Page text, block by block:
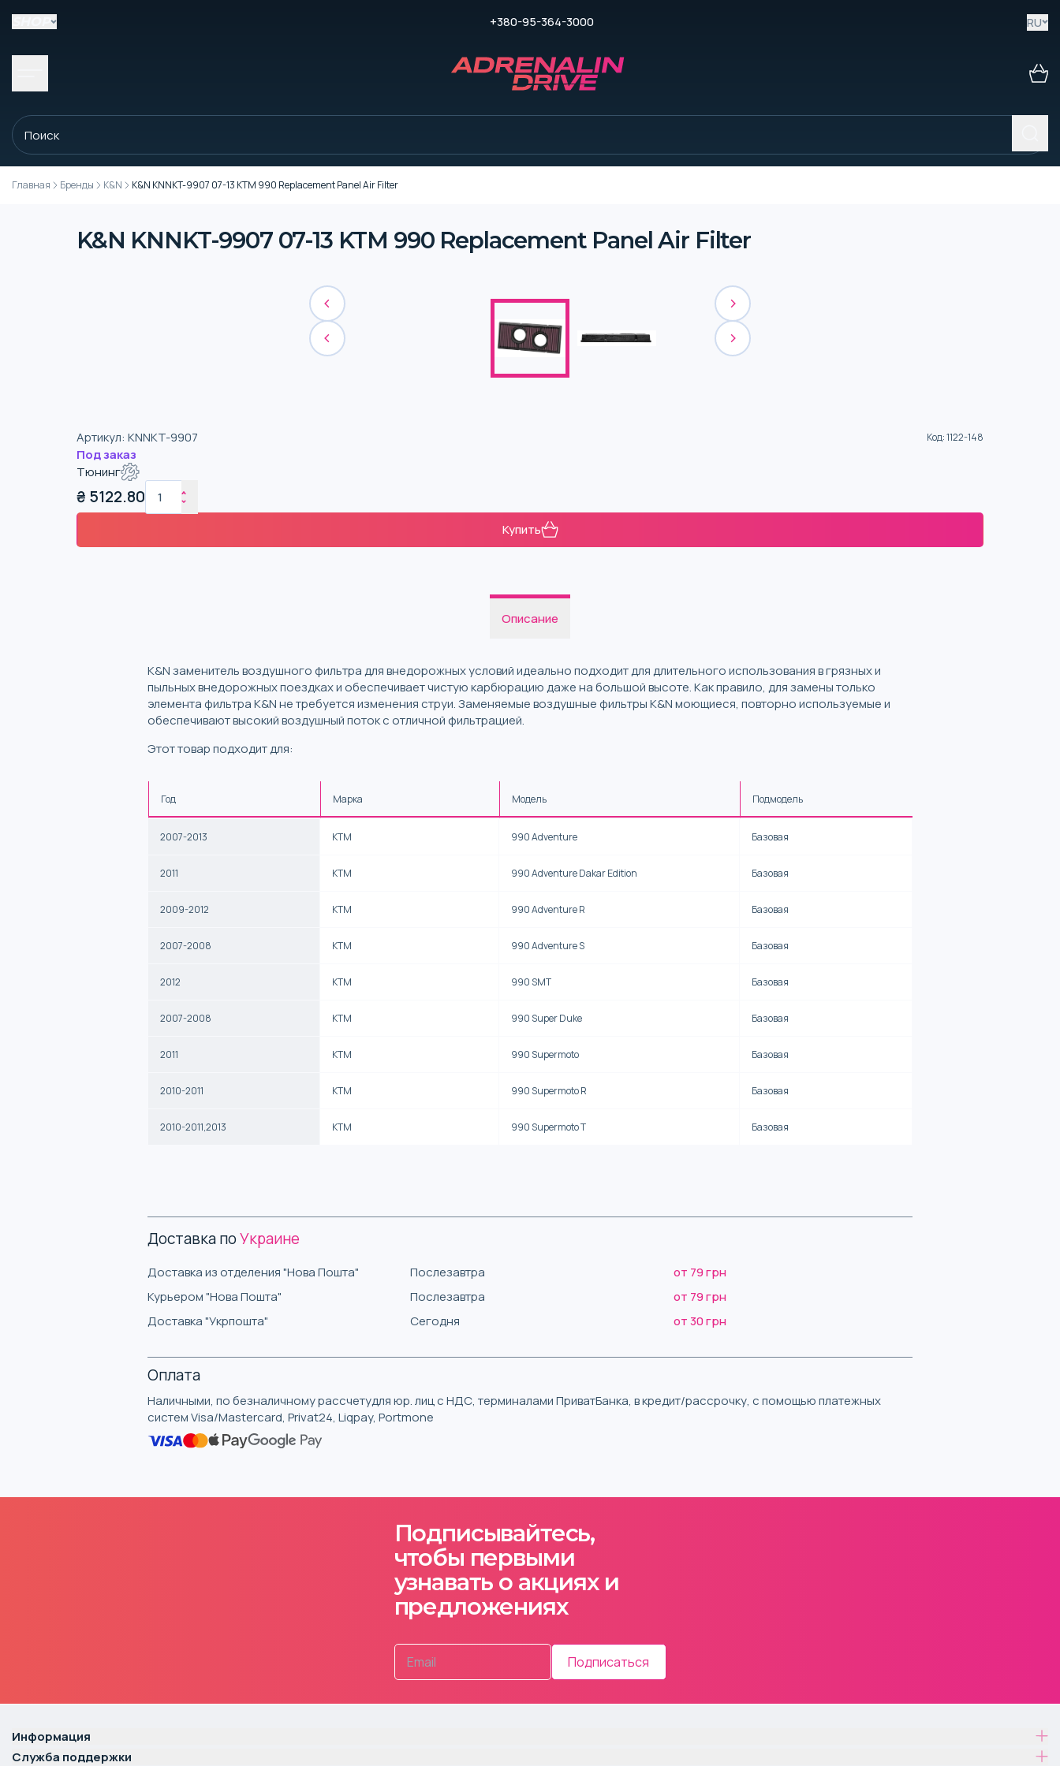
+380-95-364-3000 RU
Главная Бренды K&N K&N KNNKT-9907 07-13 KTM 990 Replacement Panel Air Filter
K&N KNNKT-9907 07-13 KTM 990 Replacement Panel Air Filter
Артикул: KNNKT-9907 Код:1122-148
Под заказ
Тюнинг
₴ 5122.80
Купить
Описание
K&N заменитель воздушного фильтра для внедорожных условий идеально подходит для длительного использования в грязных и
пыльных внедорожных поездках и обеспечивает чистую карбюрацию даже на большой высоте. Как правило, для замены только
элемента фильтра K&N не требуется изменения струи. Заменяемые воздушные фильтры K&N моющиеся, повторно используемые и
обеспечивают высокий воздушный поток с отличной фильтрацией.
Этот товар подходит для:
Год Марка Модель Подмодель
2007-2013 KTM 990 Adventure Базовая
2011 KTM 990 Adventure Dakar Edition Базовая
2009-2012 KTM 990 Adventure R Базовая
2007-2008 KTM 990 Adventure S Базовая
2012 KTM 990 SMT Базовая
2007-2008 KTM 990 Super Duke Базовая
2011 KTM 990 Supermoto Базовая
2010-2011 KTM 990 Supermoto R Базовая
2010-2011,2013 KTM 990 Supermoto T Базовая
Доставка поУкраине
Доставка из отделения "Нова Пошта" Послезавтра
от 79 грн
Курьером "Нова Пошта"
Послезавтра
от 79 грн
Доставка "Укрпошта"
Сегодня от 30 грн
Оплата
Наличными, по безналичному рассчетудля юр. лиц с НДС, терминалами ПриватБанка, в кредит/рассрочку, с помощью платежных
систем Visa/Mastercard, Privat24, Liqpay, Portmone
Подписывайтесь,
чтобы первыми
узнавать о акциях и
предложениях
Подписаться
Информация
Служба поддержки